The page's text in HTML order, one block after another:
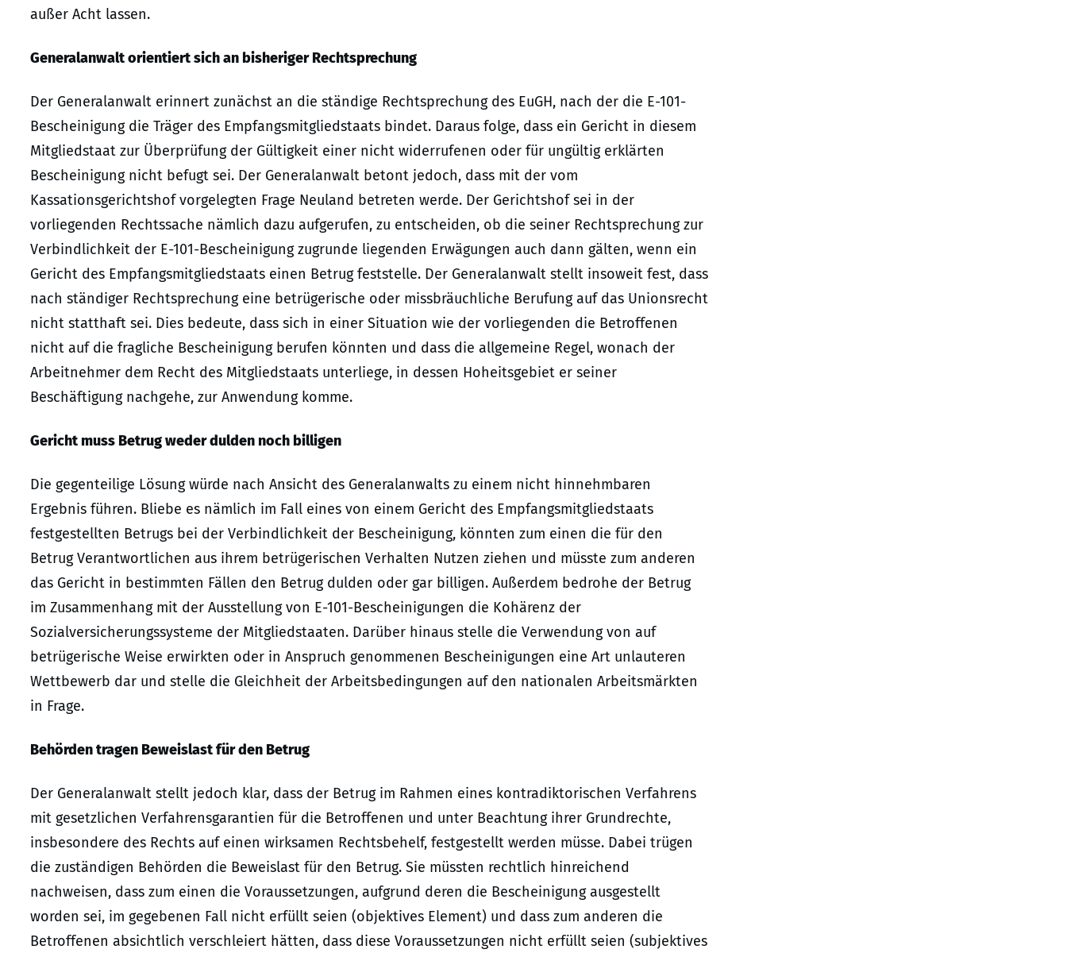
außer Acht lassen.
Generalanwalt orientiert sich an bisheriger Rechtsprechung
Der Generalanwalt erinnert zunächst an die ständige Rechtsprechung des EuGH, nach der die E-101-
Bescheinigung die Träger des Empfangsmitgliedstaats bindet. Daraus folge, dass ein Gericht in diesem
Mitgliedstaat zur Überprüfung der Gültigkeit einer nicht widerrufenen oder für ungültig erklärten
Bescheinigung nicht befugt sei. Der Generalanwalt betont jedoch, dass mit der vom
Kassationsgerichtshof vorgelegten Frage Neuland betreten werde. Der Gerichtshof sei in der
vorliegenden Rechtssache nämlich dazu aufgerufen, zu entscheiden, ob die seiner Rechtsprechung zur
Verbindlichkeit der E-101-Bescheinigung zugrunde liegenden Erwägungen auch dann gälten, wenn ein
Gericht des Empfangsmitgliedstaats einen Betrug feststelle. Der Generalanwalt stellt insoweit fest, dass
nach ständiger Rechtsprechung eine betrügerische oder missbräuchliche Berufung auf das Unionsrecht
nicht statthaft sei. Dies bedeute, dass sich in einer Situation wie der vorliegenden die Betroffenen
nicht auf die fragliche Bescheinigung berufen könnten und dass die allgemeine Regel, wonach der
Arbeitnehmer dem Recht des Mitgliedstaats unterliege, in dessen Hoheitsgebiet er seiner
Beschäftigung nachgehe, zur Anwendung komme.
Gericht muss Betrug weder dulden noch billigen
Die gegenteilige Lösung würde nach Ansicht des Generalanwalts zu einem nicht hinnehmbaren
Ergebnis führen. Bliebe es nämlich im Fall eines von einem Gericht des Empfangsmitgliedstaats
festgestellten Betrugs bei der Verbindlichkeit der Bescheinigung, könnten zum einen die für den
Betrug Verantwortlichen aus ihrem betrügerischen Verhalten Nutzen ziehen und müsste zum anderen
das Gericht in bestimmten Fällen den Betrug dulden oder gar billigen. Außerdem bedrohe der Betrug
im Zusammenhang mit der Ausstellung von E-101-Bescheinigungen die Kohärenz der
Sozialversicherungssysteme der Mitgliedstaaten. Darüber hinaus stelle die Verwendung von auf
betrügerische Weise erwirkten oder in Anspruch genommenen Bescheinigungen eine Art unlauteren
Wettbewerb dar und stelle die Gleichheit der Arbeitsbedingungen auf den nationalen Arbeitsmärkten
in Frage.
Behörden tragen Beweislast für den Betrug
Der Generalanwalt stellt jedoch klar, dass der Betrug im Rahmen eines kontradiktorischen Verfahrens
mit gesetzlichen Verfahrensgarantien für die Betroffenen und unter Beachtung ihrer Grundrechte,
insbesondere des Rechts auf einen wirksamen Rechtsbehelf, festgestellt werden müsse. Dabei trügen
die zuständigen Behörden die Beweislast für den Betrug. Sie müssten rechtlich hinreichend
nachweisen, dass zum einen die Voraussetzungen, aufgrund deren die Bescheinigung ausgestellt
worden sei, im gegebenen Fall nicht erfüllt seien (objektives Element) und dass zum anderen die
Betroffenen absichtlich verschleiert hätten, dass diese Voraussetzungen nicht erfüllt seien (subjektives